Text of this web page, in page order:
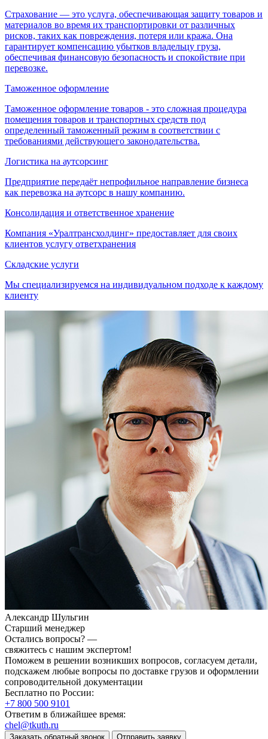
Страхование — это услуга, обеспечивающая защиту товаров и
материалов во время их транспортировки от различных
рисков, таких как повреждения, потеря или кража. Она
гарантирует компенсацию убытков владельцу груза,
обеспечивая финансовую безопасность и спокойствие при
перевозке.
Таможенное оформление
Таможенное оформление товаров - это сложная процедура
помещения товаров и транспортных средств под
определенный таможенный режим в соответствии с
требованиями действующего законодательства.
Логистика на аутсорсинг
Предприятие передаёт непрофильное направление бизнеса
как перевозка на аутсорс в нашу компанию.
Консолидация и ответственное хранение
Компания «Уралтрансхолдинг» предоставляет для своих
клиентов услугу ответхранения
Складские услуги
Мы специализируемся на индивидуальном подходе к каждому
клиенту
Александр Шульгин
Старший менеджер
Остались вопросы? —
свяжитесь с нашим экспертом!
Поможем в решении возникших вопросов, согласуем детали,
подскажем любые вопросы по доставке грузов и оформлении
сопроводительной документации
Бесплатно по России:
+7 800 500 9101
Ответим в ближайшее время:
chel@tkuth.ru
Заказать обратный звонок Отправить заявку